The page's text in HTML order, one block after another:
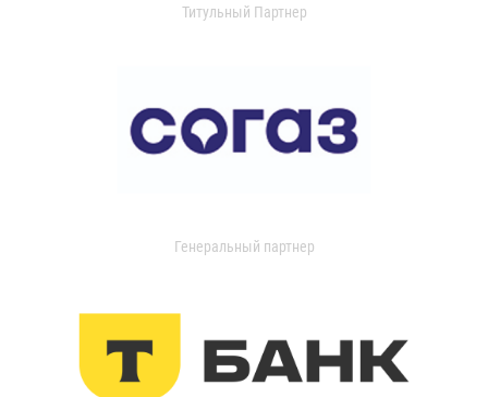
Титульный Партнер
Генеральный партнер